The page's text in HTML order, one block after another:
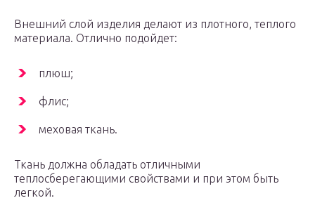
Внешний слой изделия делают из плотного, теплого
материала. Отлично подойдет:
плюш;
флис;
меховая ткань.
Ткань должна обладать отличными
теплосберегающими свойствами и при этом быть
легкой.